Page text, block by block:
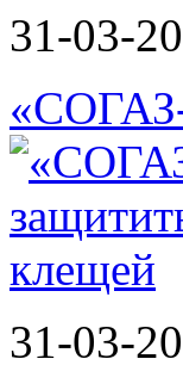
31-03-
«СОГАЗ-
31-03-